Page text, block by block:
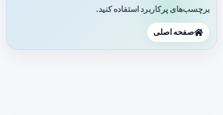
برچسب‌های پرکاربرد استفاده کنید.
صفحه اصلی